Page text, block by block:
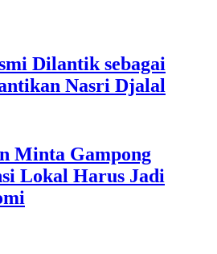
Dilantik sebagai
Nasri Djalal
Minta Gampong
Lokal Harus Jadi